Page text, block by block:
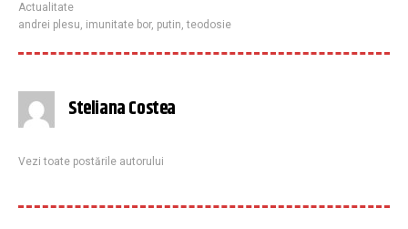
Actualitate
andrei plesu, imunitate bor, putin,teodosie
Steliana Costea
Vezi toate postările autorului